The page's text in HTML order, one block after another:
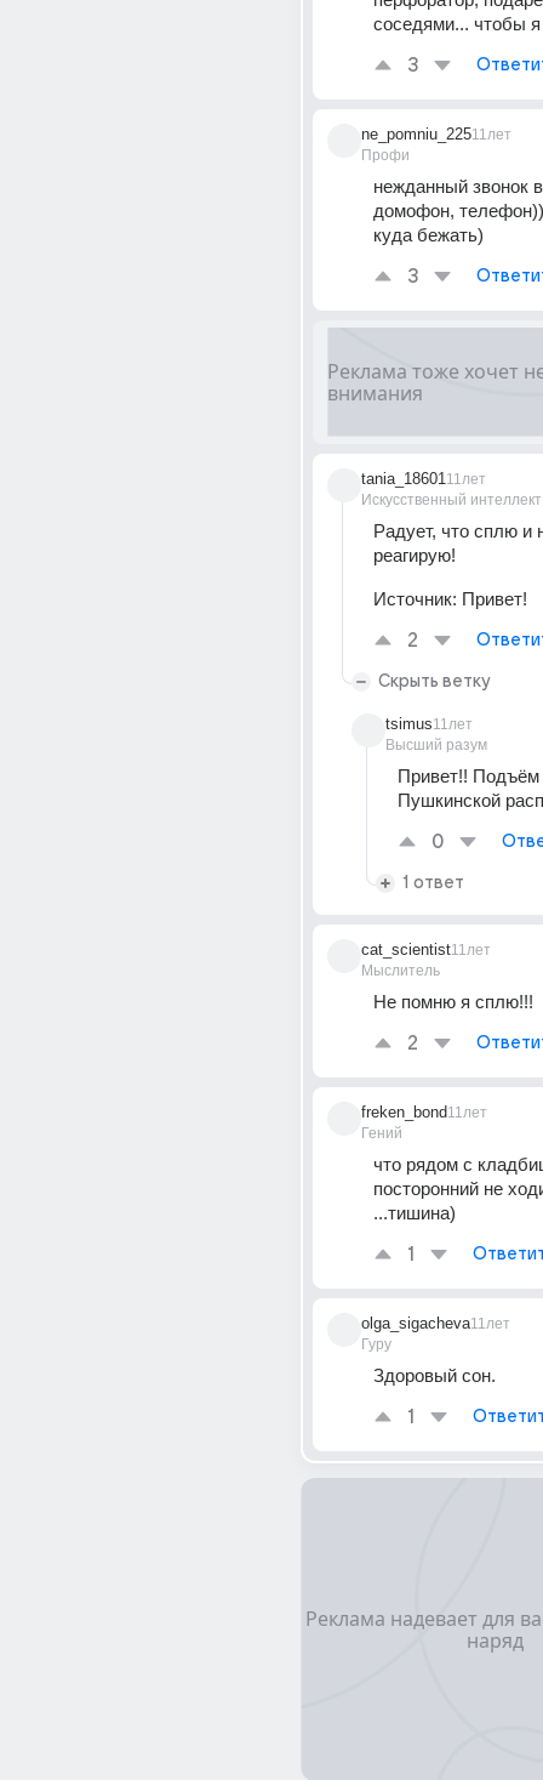
соседями... чтобы
3
ne_pomniu_225
Профи
11лет
нежданный звонок
домофон,
куда бежать)
3
tania_18601
Искусственный интеллект
11лет
Радует, что сплю и
реагирую!
Источник: Привет!
2
Скрыть ветку
tsimus
Высший разум
11лет
Привет!! Подъём
Пушкинской
0
1 ответ
cat_scientist
Мыслитель
11лет
Не помню я сплю!!!
2
freken_bond
Гений
11лет
что рядом с
посторонний не
...тишина)
1
olga_sigacheva
Гуру
11лет
Здоровый сон.
1